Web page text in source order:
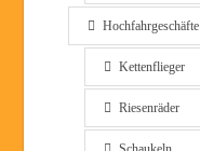
Hochfahrgeschäfte
Kettenflieger
Riesenräder